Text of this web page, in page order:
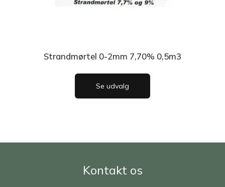
Strandmørtel 0-2mm 7,70% 0,5m3
Se udvalg
Kontakt os